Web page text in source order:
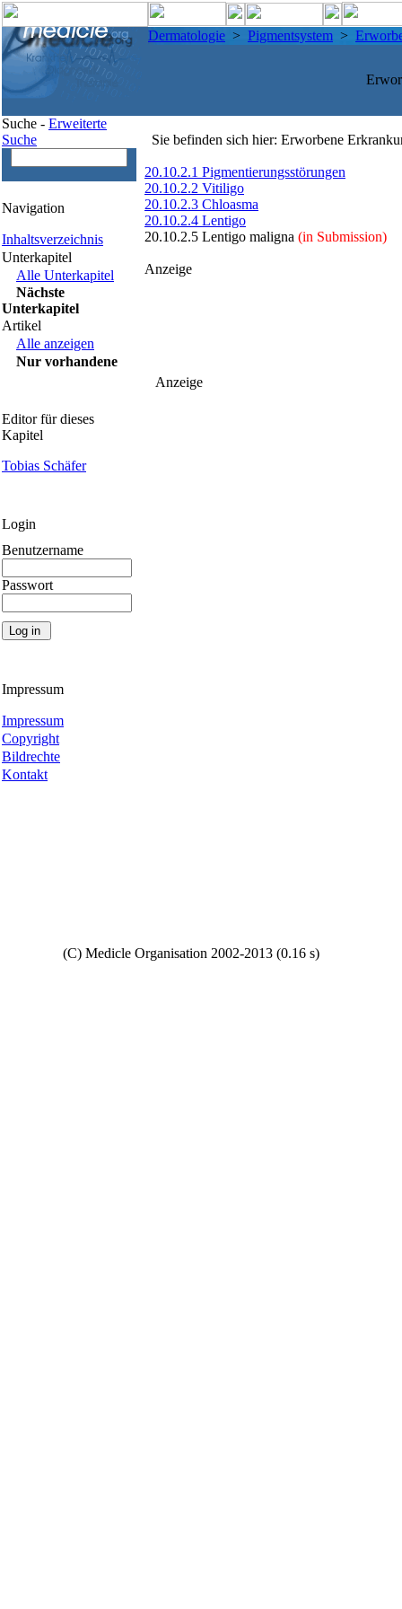
Dermatologie > Pigmentsystem >
Suche - Erweiterte
Suche
Navigation
Inhaltsverzeichnis
Unterkapitel
Alle Unterkapitel
Nächste
Unterkapitel
Artikel
Alle anzeigen
Nur vorhandene
Editor für dieses
Kapitel
Tobias Schäfer
Login
Benutzername
Passwort
Impressum
Impressum
Copyright
Bildrechte
Kontakt
Sie befinden sich hier: Erworbene
20.10.2.1 Pigmentierungsstörungen
20.10.2.2 Vitiligo
20.10.2.3 Chloasma
20.10.2.4 Lentigo
20.10.2.5 Lentigo maligna (in Submission)
Anzeige
Anzeige
(C) Medicle Organisation 2002-2013 (0.16 s)